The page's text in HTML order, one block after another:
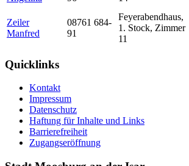
Zeiler
Manfred
08761 684-
91
Feyerabendhaus,
1. Stock, Zimmer
11
Quicklinks
Kontakt
Impressum
Datenschutz
Haftung für Inhalte und Links
Barrierefreiheit
Zugangseröffnung